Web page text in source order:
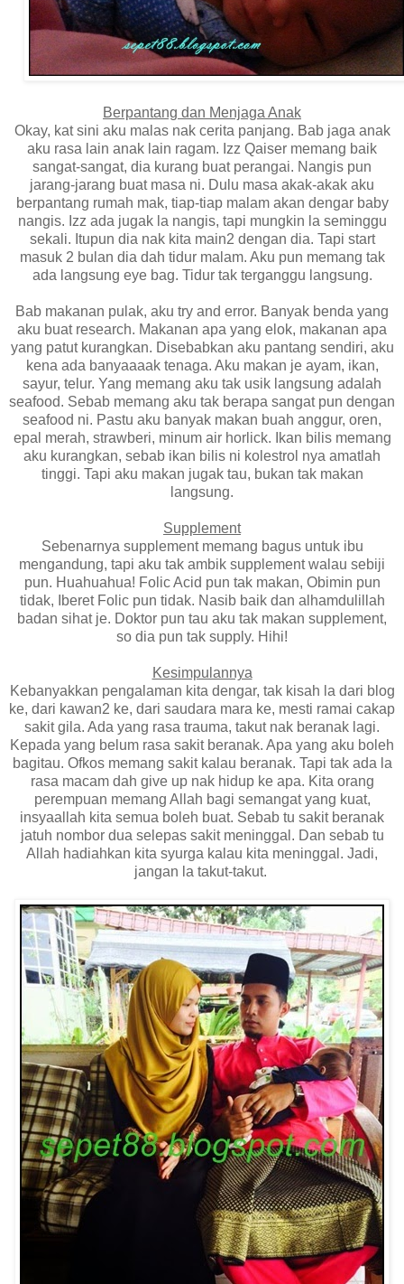
Berpantang dan Menjaga Anak
Okay, kat sini aku malas nak cerita panjang. Bab jaga anak
aku rasa lain anak lain ragam. Izz Qaiser memang baik
sangat-sangat, dia kurang buat perangai. Nangis pun
jarang-jarang buat masa ni. Dulu masa akak-akak aku
berpantang rumah mak, tiap-tiap malam akan dengar baby
nangis. Izz ada jugak la nangis, tapi mungkin la seminggu
sekali. Itupun dia nak kita main2 dengan dia. Tapi start
masuk 2 bulan dia dah tidur malam. Aku pun memang tak
ada langsung eye bag. Tidur tak terganggu langsung.
Bab makanan pulak, aku try and error. Banyak benda yang
aku buat research. Makanan apa yang elok, makanan apa
yang patut kurangkan. Disebabkan aku pantang sendiri, aku
kena ada banyaaaak tenaga. Aku makan je ayam, ikan,
sayur, telur. Yang memang aku tak usik langsung adalah
seafood. Sebab memang aku tak berapa sangat pun dengan
seafood ni. Pastu aku banyak makan buah anggur, oren,
epal merah, strawberi, minum air horlick. Ikan bilis memang
aku kurangkan, sebab ikan bilis ni kolestrol nya amatlah
tinggi. Tapi aku makan jugak tau, bukan tak makan
langsung.
Supplement
Sebenarnya supplement memang bagus untuk ibu
mengandung, tapi aku tak ambik supplement walau sebiji
pun. Huahuahua! Folic Acid pun tak makan, Obimin pun
tidak, Iberet Folic pun tidak. Nasib baik dan alhamdulillah
badan sihat je. Doktor pun tau aku tak makan supplement,
so dia pun tak supply. Hihi!
Kesimpulannya
Kebanyakkan pengalaman kita dengar, tak kisah la dari blog
ke, dari kawan2 ke, dari saudara mara ke, mesti ramai cakap
sakit gila. Ada yang rasa trauma, takut nak beranak lagi.
Kepada yang belum rasa sakit beranak. Apa yang aku boleh
bagitau. Ofkos memang sakit kalau beranak. Tapi tak ada la
rasa macam dah give up nak hidup ke apa. Kita orang
perempuan memang Allah bagi semangat yang kuat,
insyaallah kita semua boleh buat. Sebab tu sakit beranak
jatuh nombor dua selepas sakit meninggal. Dan sebab tu
Allah hadiahkan kita syurga kalau kita meninggal. Jadi,
jangan la takut-takut.